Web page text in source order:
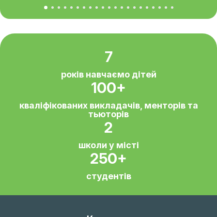
Статистика
7
років навчаємо дітей
100+
кваліфікованих викладачів, менторів та
тьюторів
2
школи у місті
250+
студентів